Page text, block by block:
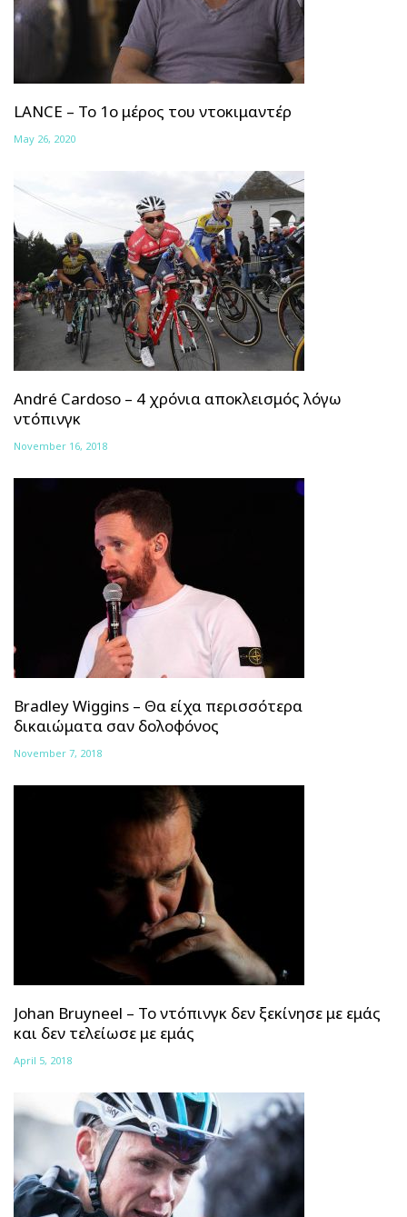
LANCE – Το 1ο μέρος του ντοκιμαντέρ
May 26, 2020
André Cardoso – 4 χρόνια αποκλεισμός λόγω
ντόπινγκ
November 16, 2018
Bradley Wiggins – Θα είχα περισσότερα
δικαιώματα σαν δολοφόνος
November 7, 2018
Johan Bruyneel – Το ντόπινγκ δεν ξεκίνησε με εμάς
και δεν τελείωσε με εμάς
April 5, 2018